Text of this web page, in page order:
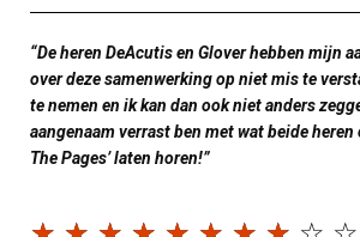
“De heren DeAcutis en Glover hebben mijn
over deze samenwerking op niet mis te
te nemen en ik kan dan ook niet anders
aangenaam verrast ben met wat beide heren
The Pages’ laten horen!”